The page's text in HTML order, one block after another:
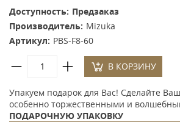
Доступность: Предзаказ
Производитель: Mizuka
Артикул: PBS-F8-60
В КОРЗИНУ
Упакуем подарок для Вас! Сделайте
особенно торжественными и
ПОДАРОЧНУЮ УПАКОВКУ